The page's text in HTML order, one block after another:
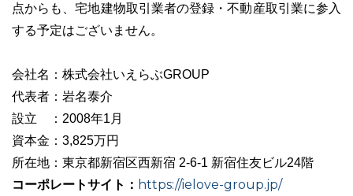
点からも、宅地建物取引業者の登録・不動産取引業に参入
する予定はございません。
会社名：株式会社いえらぶGROUP
代表者：岩名泰介
設立 ：2008年1月
資本金：3,825万円
所在地：東京都新宿区西新宿 2-6-1 新宿住友ビル24階
コーポレートサイト： https://ielove-group.jp/